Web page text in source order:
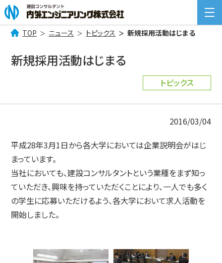
検
COMPANY INFORMATION
事業案内
RECRUIT
採用情報
CONTACT
お問い合わせ
TOP ニュース トピックス 新規採用活動はじまる
新規採用活動はじまる
トピックス
2016/03/04
平成28年3月1日から各大学においては企業説明会がはじ
まっています。
当社においても、建設コンサルタントという業種をまず知っ
ていただき、興味を持っていただくことにより、一人でも多く
の学生に応募いただけるよう、各大学において求人活動を
開始しました。